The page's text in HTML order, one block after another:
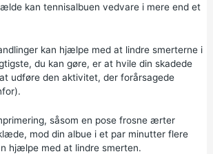
kan tennisalbuen vedvare i mere end et
kan hjælpe med at lindre smerterne i
du kan gøre, er at hvile din skadede
udføre den aktivitet, der forårsagede
såsom en pose frosne ærter
mod din albue i et par minutter flere
hjælpe med at lindre smerten.